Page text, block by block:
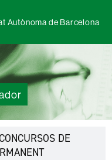
Autònoma de Barcelona
DE
Desplegar